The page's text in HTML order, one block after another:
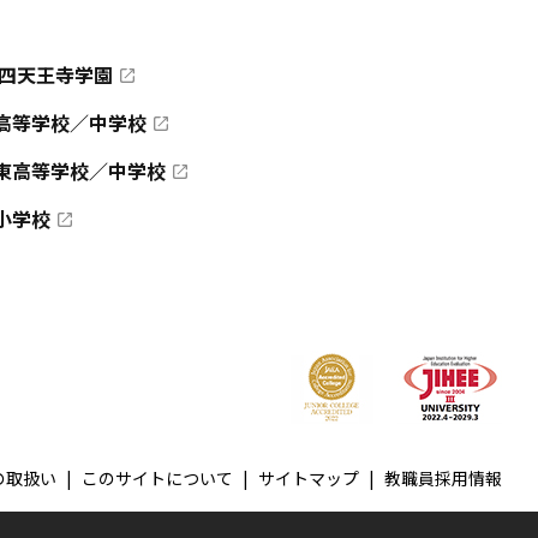
天王寺学園
等学校／中学校
高等学校／中学校
学校
取扱い このサイトについて サイトマップ 教職員採用情報